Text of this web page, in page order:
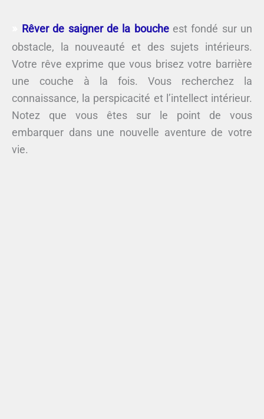
Rêver de saigner de la boucheest fondé sur un
obstacle, la nouveauté et des sujets intérieurs.
Votre rêve exprime que vous brisez votre barrière
une couche à la fois. Vous recherchez la
connaissance, la perspicacité et l’intellect intérieur.
Notez que vous êtes sur le point de vous
embarquer dans une nouvelle aventure de votre
vie.